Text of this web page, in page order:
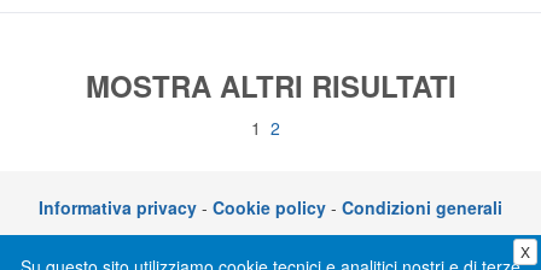
MOSTRA ALTRI RISULTATI
1 2
X
Informativa privacy - Cookie policy - Condizioni generali
CLICKDOC è un servizio di CGM Italia S.r.l. - P.I. 05014030729 – Via adriano